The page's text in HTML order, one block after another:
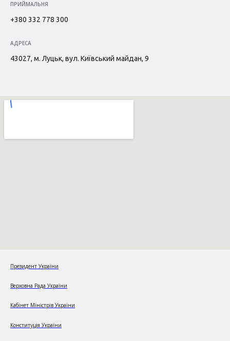
ПРИЙМАЛЬНЯ
+380 332 778 300
АДРЕСА
43027, м. Луцьк, вул. Київський майдан, 9
Президент України
Верховна Рада України
Кабінет Міністрів України
Конституція України